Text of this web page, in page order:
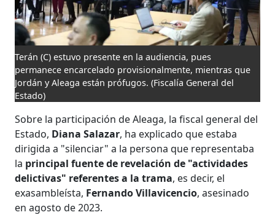
Terán (C) estuvo presente en la audiencia, pues
permanece encarcelado provisionalmente, mientras que
Jordán y Aleaga están prófugos. (Fiscalía General del
Estado)
Sobre la participación de Aleaga, la fiscal general del
Estado, Diana Salazar, ha explicado que estaba
dirigida a "silenciar" a la persona que representaba
la principal fuente de revelación de "actividades
delictivas" referentes a la trama, es decir, el
exasambleísta, Fernando Villavicencio, asesinado
en agosto de 2023.